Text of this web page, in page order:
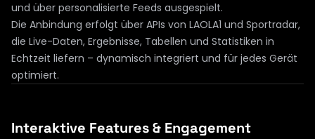
und über personalisierte Feeds ausgespielt.
Die Anbindung erfolgt über APIs von LAOLA1 und Sportradar,
die Live-Daten, Ergebnisse, Tabellen und Statistiken in
Echtzeit liefern – dynamisch integriert und für jedes Gerät
optimiert.
Interaktive Features & Engagement